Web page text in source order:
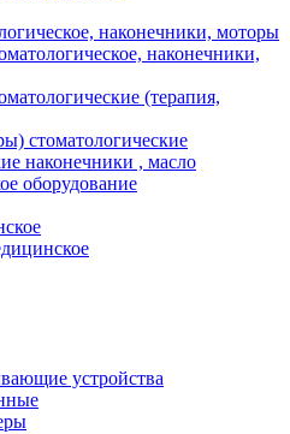
наконечники, моторы
наконечники,
(терапия,
стоматологические
наконечники , масло
оборудование
устройства